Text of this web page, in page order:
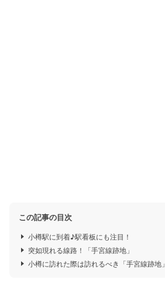
この記事の目次
小樽駅に到着♪駅看板にも注目！
突如現れる線路！「手宮線跡地」
小樽に訪れた際は訪れるべき「手宮線跡地」